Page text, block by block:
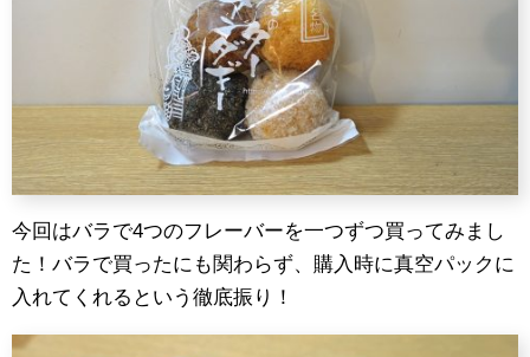
今回はバラで4つのフレーバーを一つずつ買ってみまし
た！バラで買ったにも関わらず、購入時に真空パックに
入れてくれるという徹底振り！